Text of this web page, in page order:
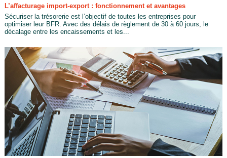
L’affacturage import-export : fonctionnement et avantages
Sécuriser la trésorerie est l’objectif de toutes les entreprises pour
optimiser leur BFR. Avec des délais de règlement de 30 à 60 jours, le
décalage entre les encaissements et les...